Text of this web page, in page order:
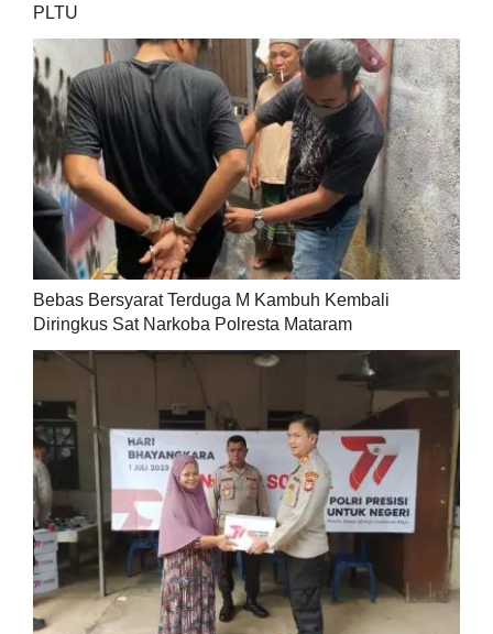
PLTU
Bebas Bersyarat Terduga M Kambuh Kembali
Diringkus Sat Narkoba Polresta Mataram